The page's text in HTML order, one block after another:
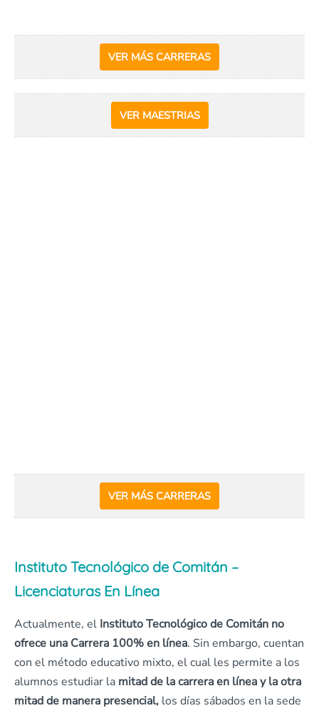
VER MÁS CARRERAS
VER MAESTRIAS
VER MÁS CARRERAS
Instituto Tecnológico de Comitán –
Licenciaturas En Línea
Actualmente, el Instituto Tecnológico de Comitán no
ofrece una Carrera 100% en línea. Sin embargo, cuentan
con el método educativo mixto, el cual les permite a los
alumnos estudiar la mitad de la carrera en línea y la otra
mitad de manera presencial, los días sábados en la sede